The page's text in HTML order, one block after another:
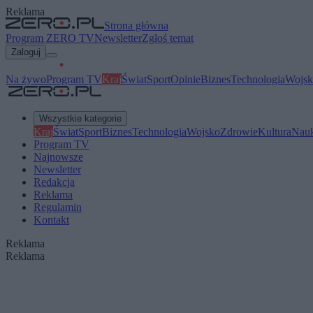
Reklama
Strona główna
Program ZERO TVNewsletterZgłoś temat
Zaloguj
Na żywoProgram TVKrajŚwiatSportOpinieBiznesTechnologia
Wszystkie kategorie
KrajŚwiatSportBiznesTechnologiaWojskoZdrowieKultura
Program TV
Najnowsze
Newsletter
Redakcja
Reklama
Regulamin
Kontakt
Reklama
Reklama